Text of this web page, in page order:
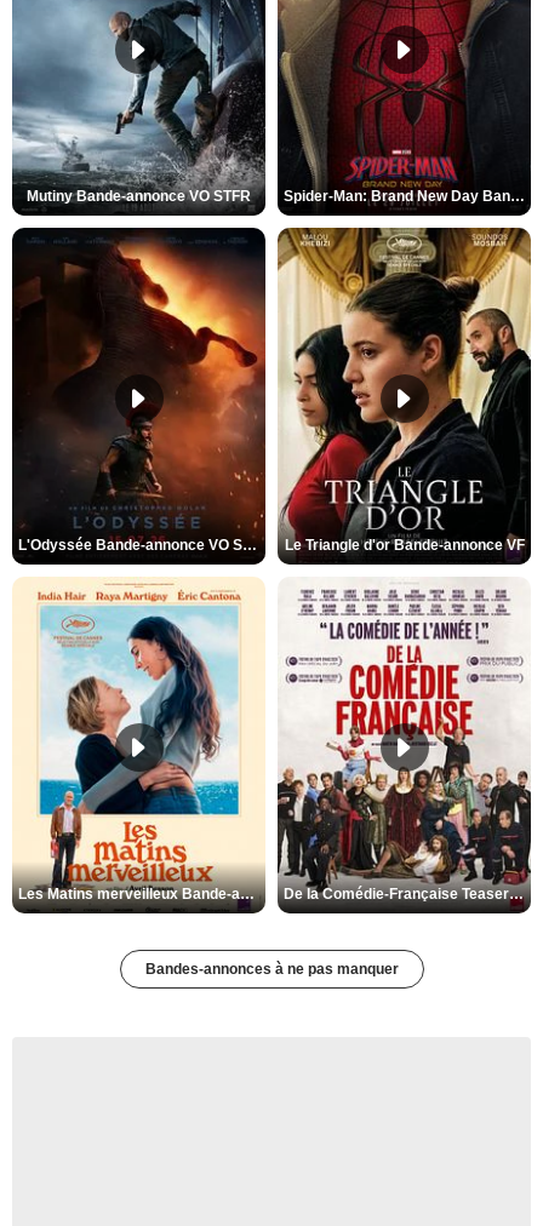
Mutiny Bande-annonce VO STFR Spider-Man: Brand New Day Bande-annonce VO STFR
L'Odyssée Bande-annonce VO STFR Le Triangle d'or Bande-annonce VF
Les Matins merveilleux Bande-annonce VF De la Comédie-Française Teaser VF
Bandes-annonces à ne pas manquer